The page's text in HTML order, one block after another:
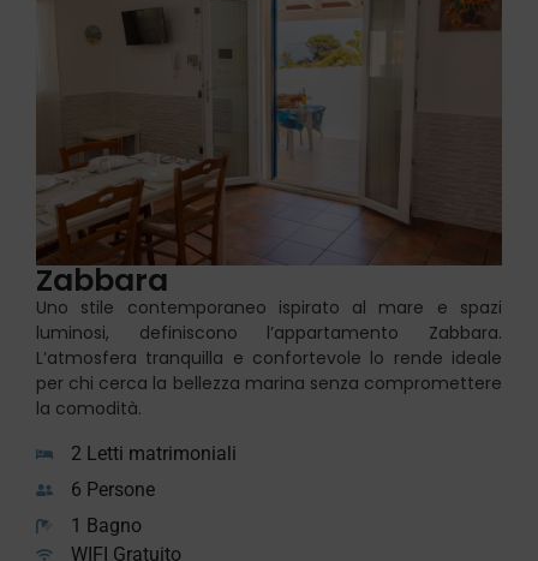
Zabbara
Uno stile contemporaneo ispirato al mare e spazi
luminosi, definiscono l’appartamento Zabbara.
L’atmosfera tranquilla e confortevole lo rende ideale
per chi cerca la bellezza marina senza compromettere
la comodità.
2 Letti matrimoniali
6 Persone
1 Bagno
WIFI Gratuito